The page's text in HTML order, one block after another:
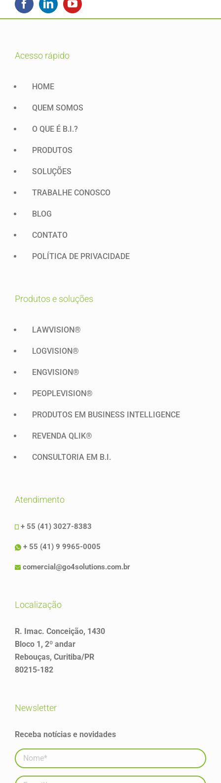
acesso rápido
HOME
QUEM SOMOS
O QUE É B.I.?
PRODUTOS
SOLUÇÕES
TRABALHE CONOSCO
BLOG
CONTATO
POLÍTICA DE PRIVACIDADE
produtos e soluções
LAWVISION®
LOGVISION®
ENGVISION®
PEOPLEVISION®
PRODUTOS EM BUSINESS INTELLIGENCE
REVENDA QLIK®
CONSULTORIA EM B.I.
atendimento
+ 55 (41) 3027-8383
+ 55 (41) 9 9965-0005
comercial@go4solutions.com.br
localização
R. Imac. Conceição, 1430
Bloco 1, 2º andar
Rebouças, Curitiba/PR
80215-182
newsletter
Receba notícias e novidades